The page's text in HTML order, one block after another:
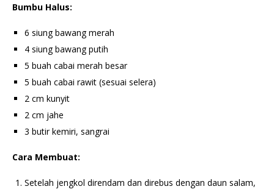
Bumbu Halus:
6 siung bawang merah
4 siung bawang putih
5 buah cabai merah besar
5 buah cabai rawit (sesuai selera)
2 cm kunyit
2 cm jahe
3 butir kemiri, sangrai
Cara Membuat:
Setelah jengkol direndam dan direbus dengan daun salam,